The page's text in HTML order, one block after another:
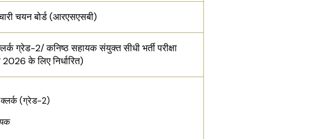
चयन बोर्ड (आरएसएसबी)
ग्रेड-2/ कनिष्ठ सहायक संयुक्त सीधी भर्ती परीक्षा
2026 के लिए निर्धारित)
क्लर्क (ग्रेड-2)